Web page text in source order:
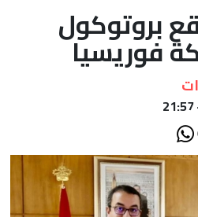
أعمدة
الصحراء
بروتوكول
فوريسيا